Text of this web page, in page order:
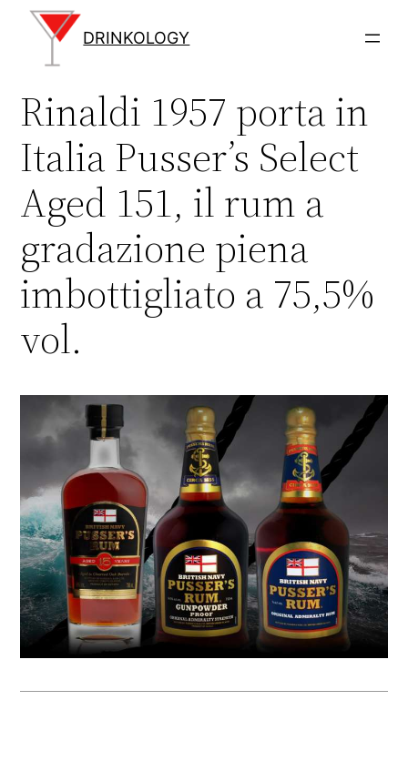
contenuto
DRINKOLOGY
Rinaldi 1957 porta in
Italia Pusser’s Select
Aged 151, il rum a
gradazione piena
imbottigliato a 75,5%
vol.